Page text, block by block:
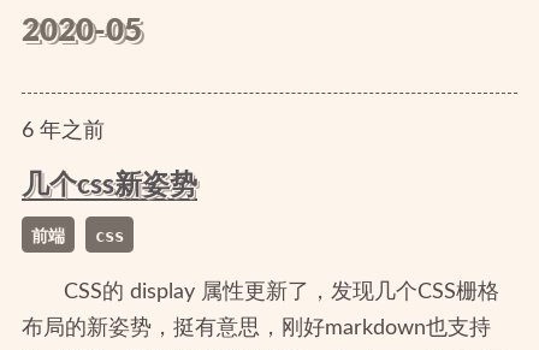
2020-05
6年之前
几个css新姿势
前端 css
CSS的 display 属性更新了，发现几个CSS栅格
布局的新姿势，挺有意思，刚好markdown也支持